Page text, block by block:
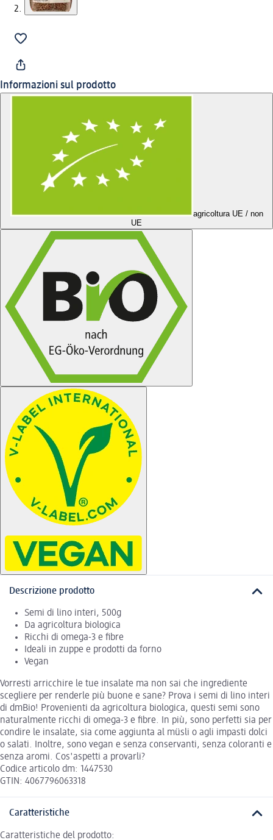
Informazioni sul prodotto
agricoltura UE / non
UE
Descrizione prodotto
Semi di lino interi, 500g
Da agricoltura biologica
Ricchi di omega-3 e fibre
Ideali in zuppe e prodotti da forno
Vegan
Vorresti arricchire le tue insalate ma non sai che ingrediente
scegliere per renderle più buone e sane? Prova i semi di lino interi
di dmBio! Provenienti da agricoltura biologica, questi semi sono
naturalmente ricchi di omega-3 e fibre. In più, sono perfetti sia per
condire le insalate, sia come aggiunta al müsli o agli impasti dolci
o salati. Inoltre, sono vegan e senza conservanti, senza coloranti e
senza aromi. Cos'aspetti a provarli?
Codice articolo dm: 1447530
GTIN: 4067796063318
Caratteristiche
Caratteristiche del prodotto: